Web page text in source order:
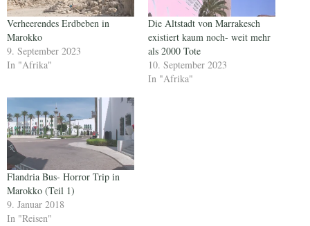
Verheerendes Erdbeben in
Marokko
9. September 2023
In "Afrika"
Die Altstadt von Marrakesch
existiert kaum noch- weit mehr
als 2000 Tote
10. September 2023
In "Afrika"
Flandria Bus- Horror Trip in
Marokko (Teil 1)
9. Januar 2018
In "Reisen"